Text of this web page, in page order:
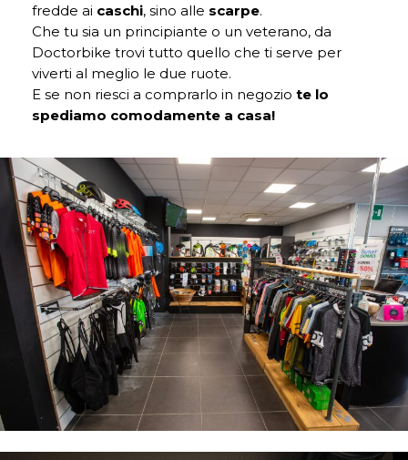
fredde ai caschi, sino alle scarpe.
Che tu sia un principiante o un veterano, da
Doctorbike trovi tutto quello che ti serve per
viverti al meglio le due ruote.
E se non riesci a comprarlo in negozio te lo
spediamo comodamente a casa!